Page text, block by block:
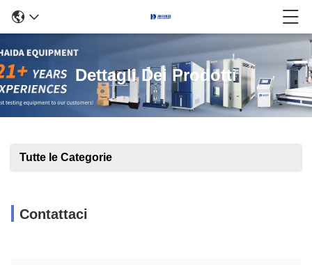
Dettagli Dei Prodotti
Tutte le Categorie
Contattaci